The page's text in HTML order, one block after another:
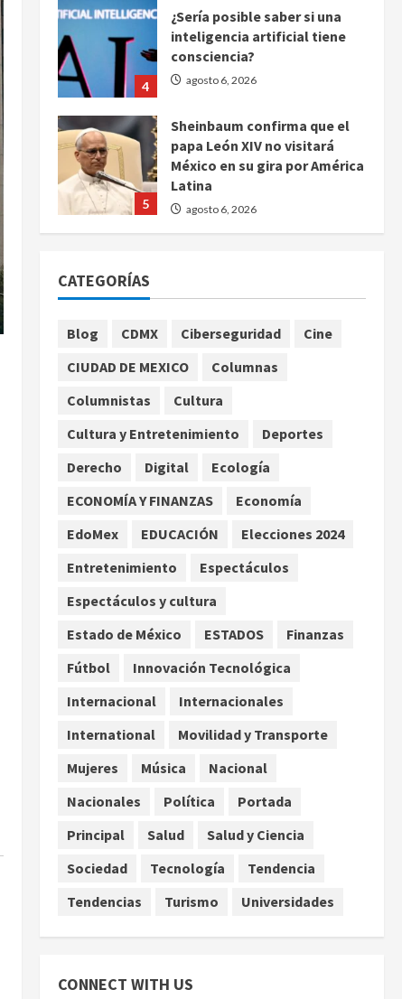
4
¿Sería posible saber si una
inteligencia artificial tiene
consciencia?
agosto 6, 2026
5
Sheinbaum confirma que el
papa León XIV no visitará
México en su gira por América
Latina
agosto 6, 2026
femeninas
agosto 6, 2026
2
Publican artículo sobre
los hijos
agosto 6, 2026
Bacterias en el semen
también condicionan el éxito
cambia el foco al microbioma
4
¿Sería posible saber si una
consciencia?
agosto 6, 2026
Sheinbaum confirma que el
papa León XIV no visitará
Latina
agosto 6, 2026
CATEGORÍAS
Blog CDMX Ciberseguridad
Cine
CIUDAD DE MEXICO
Columnas
Columnistas
Cultura
Cultura y Entretenimiento
Deportes
Derecho
Digital
Ecología
ECONOMÍA Y FINANZAS
Economía
EdoMex
EDUCACIÓN
Elecciones 2024
Entretenimiento
Espectáculos
Espectáculos y cultura
Estado de México
ESTADOS
Finanzas
Fútbol
Innovación Tecnológica
Internacional
Internacionales
International
Movilidad y Transporte
Mujeres
Música
Nacional
Nacionales
Política
Portada
Principal
Salud
Salud y Ciencia
Sociedad
Tecnología
Tendencia
Tendencias
Turismo Universidades
CONNECT WITH US